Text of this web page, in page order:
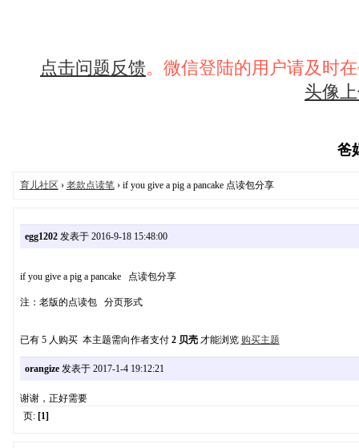
点击问题反馈。微信登陆的用户请及时
头像
爸
育儿社区› 老款点读笔› if you give a pig a pancake 点读包分享
egg1202发表于 2016-9-18 15:48:00
if you give a pig a pancake 点读包分享
注：老版的点读包 分页形式
已有 5 人购买 本主题需向作者支付 2 贝壳才能浏览 购买主题
orangize发表于 2017-1-4 19:12:21
谢谢，正好需要
页: [1]